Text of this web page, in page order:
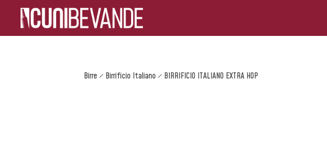
Birre Birrificio Italiano BIRRIFICIO ITALIANO EXTRA HOP